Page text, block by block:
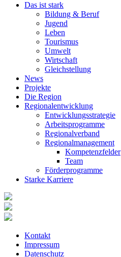
Das ist stark
Bildung & Beruf
Jugend
Leben
Tourismus
Umwelt
Wirtschaft
Gleichstellung
News
Projekte
Die Region
Regionalentwicklung
Entwicklungsstrategie
Arbeitsprogramme
Regionalverband
Regionalmanagement
Kompetenzfelder
Team
Förderprogramme
Starke Karriere
Kontakt
Impressum
Datenschutz